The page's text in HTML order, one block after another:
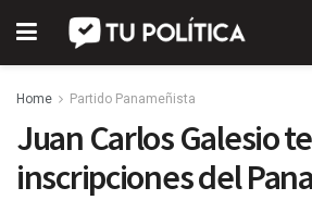
Home Partido Panameñista
Juan Carlos Galesio
inscripciones del